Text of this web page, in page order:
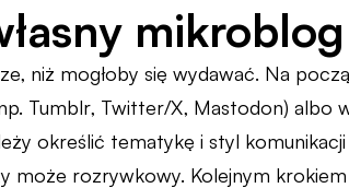
niż mogłoby się wydawać. Na
Tumblr, Twitter/X, Mastodon) albo
określić tematykę i styl
może rozrywkowy. Kolejnym